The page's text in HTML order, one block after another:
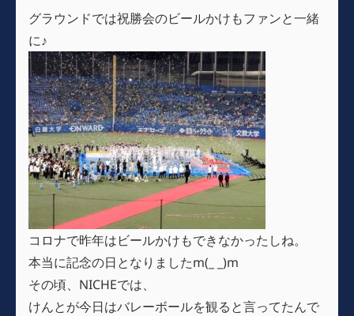
グラウンドでは祝勝会のビールかけもファンと一緒
に♪
コロナで昨年はビールかけもできなかったしね。
本当に記念の日となりましたm(_ _)m
その頃、NICHEでは、
けんとが今日はバレーボールを観ると言ってたんで